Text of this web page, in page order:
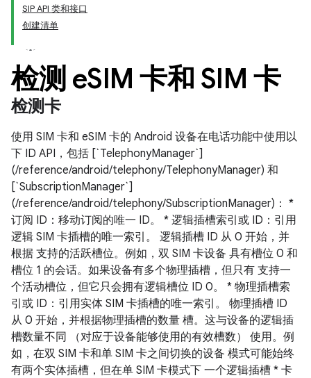
SIP API 类和接口
创建清单
检测 eSIM 卡和 SIM 卡
检测卡
使用 SIM 卡和 eSIM 卡的 Android 设备在电话功能中使用以
下 ID API，包括 [`TelephonyManager`]
(/reference/android/telephony/TelephonyManager) 和
[`SubscriptionManager`]
(/reference/android/telephony/SubscriptionManager)： *
订阅 ID：移动订阅的唯一 ID。 * 逻辑插槽索引或 ID：引用
逻辑 SIM 卡插槽的唯一索引。 逻辑插槽 ID 从 0 开始，并
根据 支持的活跃槽位。例如，双 SIM 卡设备 具有槽位 0 和
槽位 1 的会话。如果设备有多个物理插槽，但只有 支持一
个活动槽位，但它只会拥有逻辑槽位 ID 0。 * 物理插槽索
引或 ID：引用实体 SIM 卡插槽的唯一索引。 物理插槽 ID
从 0 开始，并根据物理插槽的数量 槽。这与设备的逻辑插
槽数量不同 （对应于设备能够使用的有效槽数） 使用。例
如，在双 SIM 卡和单 SIM 卡之间切换的设备 模式可能始终
有两个实体插槽，但在单 SIM 卡模式下 一个逻辑插槽 * 卡